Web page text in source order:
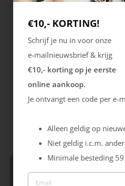
Uno Safari Time
€10,- KORTING!
Schrijf je nu in voor onze
e-mailnieuwsbrief & krijg
€10,- korting op je eerste
online aankoop.
Je ontvangt een code per e-
Alleen geldig op
Niet geldig i.c.m.
Minimale besteding